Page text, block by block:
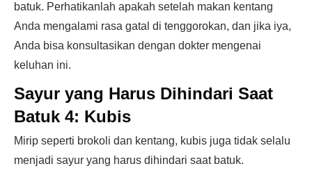
batuk. Perhatikanlah apakah setelah makan kentang
Anda mengalami rasa gatal di tenggorokan, dan jika iya,
Anda bisa konsultasikan dengan dokter mengenai
keluhan ini.
Sayur yang Harus Dihindari Saat
Batuk 4: Kubis
Mirip seperti brokoli dan kentang, kubis juga tidak selalu
menjadi sayur yang harus dihindari saat batuk.